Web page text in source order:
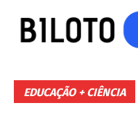
EDUCAÇÃO + CIÊNCIA